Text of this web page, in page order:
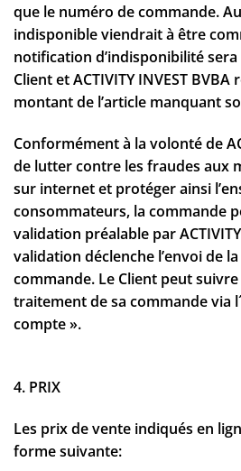
que le numéro de commande.
indisponible viendrait à être
notification d’indisponibilité
Client et ACTIVITY INVEST
montant de l’article manquant
Conformément à la volonté de
de lutter contre les fraudes aux
sur internet et protéger ainsi
consommateurs, la commande
validation préalable par
validation déclenche l’envoi de
commande. Le Client peut
traitement de sa commande via
compte ».
4. PRIX
Les prix de vente indiqués en
forme suivante: